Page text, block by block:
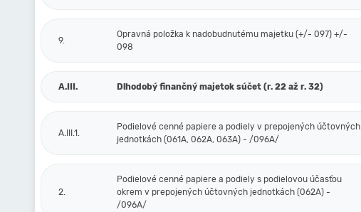
9.
Opravná položka k nadobudnutému majetku (+/- 097) +/-
098
A.III. Dlhodobý finančný majetok súčet (r. 22 až r. 32)
A.III.1.
Podielové cenné papiere a podiely v prepojených účtovných
jednotkách (061A, 062A, 063A) - /096A/
2.
Podielové cenné papiere a podiely s podielovou účasťou
okrem v prepojených účtovných jednotkách (062A) -
/096A/